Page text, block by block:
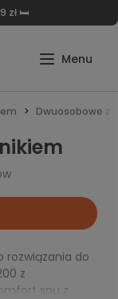
zł 🛏️
Dwuosobowe z
rozwiązania do
z
snu z